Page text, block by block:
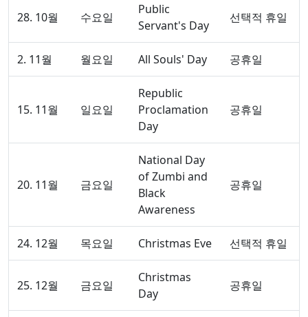
28. 10월 수요일
Public
Servant's Day
선택적 휴일
2. 11월 월요일 All Souls' Day 공휴일
15. 11월 일요일
Republic
Proclamation
Day
공휴일
20. 11월 금요일
National Day
of Zumbi and
Black
Awareness
공휴일
24. 12월 목요일 Christmas Eve 선택적 휴일
25. 12월 금요일
Christmas
Day
공휴일